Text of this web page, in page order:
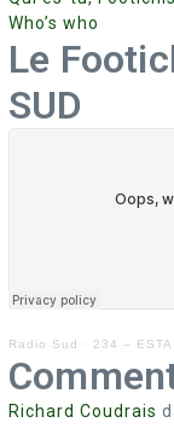
Who’s who
Le
SUD
Radio Sud · 234 –
Richard Coudrais